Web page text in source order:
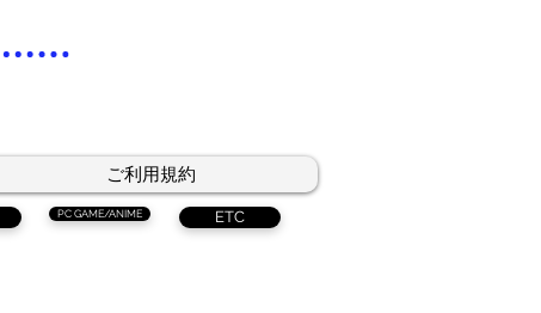
PC GAME/ANIME ETC
ご利用規約